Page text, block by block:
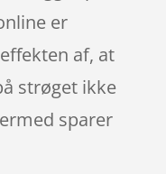
er
af, at
strøget ikke
sparer